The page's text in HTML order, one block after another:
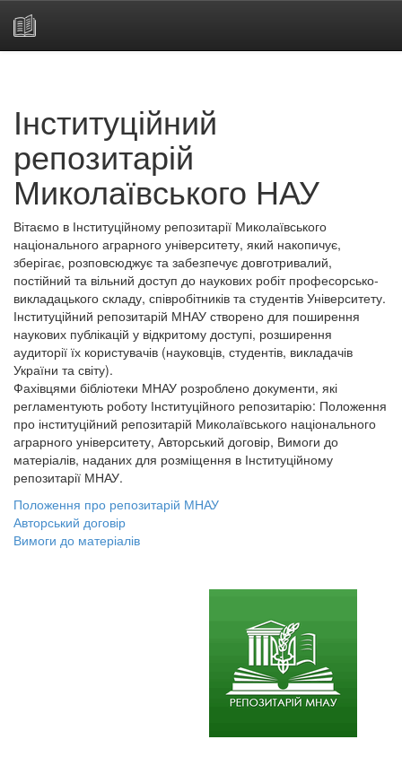
Інституційний
репозитарій
Миколаївського НАУ
Вітаємо в Інституційному репозитарії Миколаївського
національного аграрного університету, який накопичує,
зберігає, розповсюджує та забезпечує довготривалий,
постійний та вільний доступ до наукових робіт професорсько-
викладацького складу, співробітників та студентів Університету.
Інституційний репозитарій МНАУ створено для поширення
наукових публікацій у відкритому доступі, розширення
аудиторії їх користувачів (науковців, студентів, викладачів
України та світу).
Фахівцями бібліотеки МНАУ розроблено документи, які
регламентують роботу Інституційного репозитарію: Положення
про інституційний репозитарій Миколаївського національного
аграрного університету, Авторський договір, Вимоги до
матеріалів, наданих для розміщення в Інституційному
репозитарії МНАУ.
Положення про репозитарій МНАУ
Авторський договір
Вимоги до матеріалів